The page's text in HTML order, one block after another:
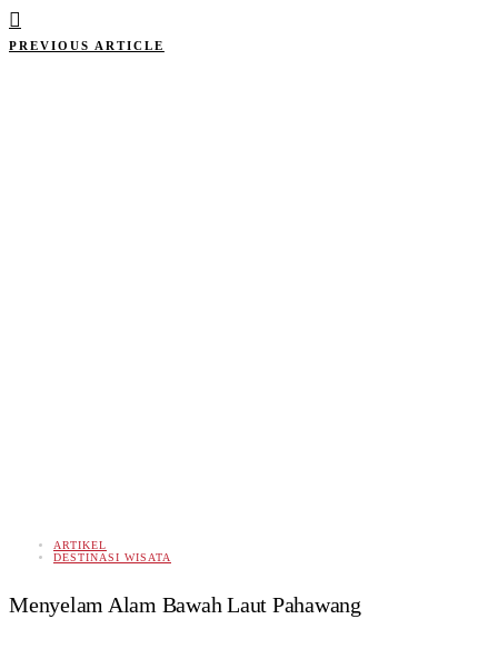
PREVIOUS ARTICLE
ARTIKEL
DESTINASI WISATA
Menyelam Alam Bawah Laut Pahawang